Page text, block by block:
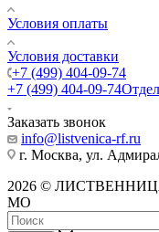
Условия оплаты
Условия доставки
+7 (499) 404-09-74
+7 (499) 404-09-74
Заказать звонок
info@listvenica-rf.ru
г. Москва, ул.
2026 ©
МО